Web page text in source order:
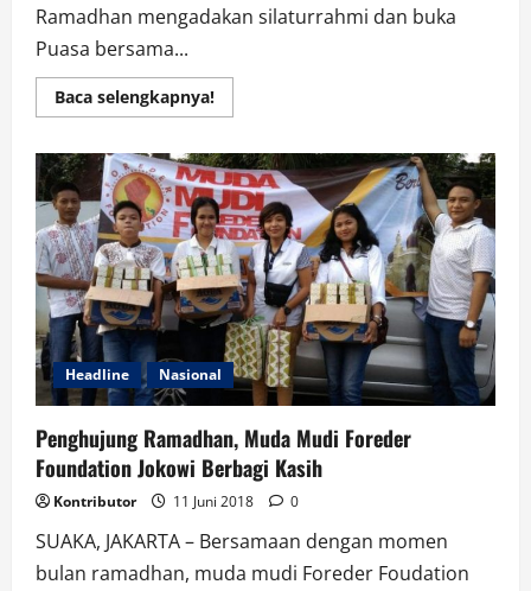
Ramadhan mengadakan silaturrahmi dan buka
Puasa bersama...
Baca selengkapnya!Read
more
Bukber
di
Mahligai
Pancasila
Headline Nasional
Penghujung Ramadhan, Muda Mudi Foreder
Foundation Jokowi Berbagi Kasih
Kontributor 11 Juni 2018 0
SUAKA, JAKARTA – Bersamaan dengan momen
bulan ramadhan, muda mudi Foreder Foudation